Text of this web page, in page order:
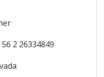
56 2 26334849